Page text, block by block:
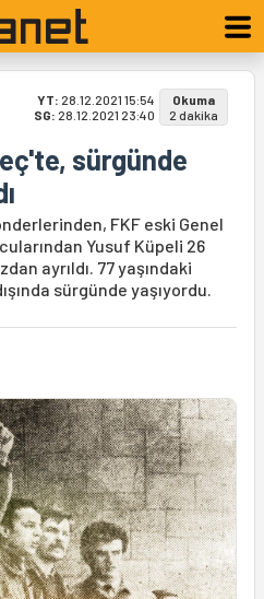
YT: 28.12.2021 15:54
SG: 28.12.2021 23:40
Okuma
2 dakika
sürgünde
FKF eski Genel
Yusuf Küpeli 26
ayrıldı. 77 yaşındaki
sürgünde yaşıyordu.